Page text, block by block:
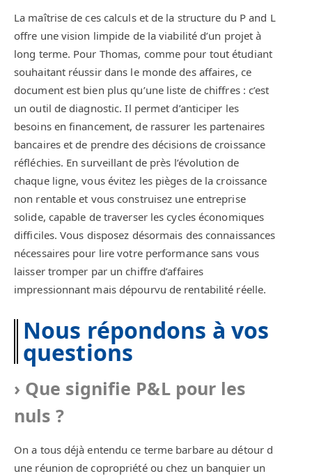
La maîtrise de ces calculs et de la structure du P and L
offre une vision limpide de la viabilité d’un projet à
long terme. Pour Thomas, comme pour tout étudiant
souhaitant réussir dans le monde des affaires, ce
document est bien plus qu’une liste de chiffres : c’est
un outil de diagnostic. Il permet d’anticiper les
besoins en financement, de rassurer les partenaires
bancaires et de prendre des décisions de croissance
réfléchies. En surveillant de près l’évolution de
chaque ligne, vous évitez les pièges de la croissance
non rentable et vous construisez une entreprise
solide, capable de traverser les cycles économiques
difficiles. Vous disposez désormais des connaissances
nécessaires pour lire votre performance sans vous
laisser tromper par un chiffre d’affaires
impressionnant mais dépourvu de rentabilité réelle.
Nous répondons à vos
questions
Que signifie P&L pour les
nuls ?
On a tous déjà entendu ce terme barbare au détour d
une réunion de copropriété ou chez un banquier un